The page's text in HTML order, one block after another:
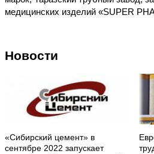
медицинских изделий «SUPER
Новости
«Сибирский цемент» в
сентябре 2022 запускает